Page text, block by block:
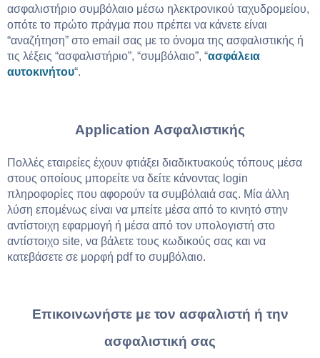
ασφαλιστήριο συμβόλαιο μέσω ηλεκτρονικού ταχυδρομείου,
οπότε το πρώτο πράγμα που πρέπει να κάνετε είναι
“αναζήτηση” στο email σας με το όνομα της ασφαλιστικής ή
τις λέξεις “ασφαλιστήριο”, “συμβόλαιο”, “ασφάλεια
αυτοκινήτου“.
Application Ασφαλιστικής
Πολλές εταιρείες έχουν φτιάξει διαδικτυακούς τόπους μέσα
στους οποίους μπορείτε να δείτε κάνοντας login
πληροφορίες που αφορούν τα συμβόλαιά σας. Μία άλλη
λύση επομένως είναι να μπείτε μέσα από το κινητό στην
αντίστοιχη εφαρμογή ή μέσα από τον υπολογιστή στο
αντίστοιχο site, να βάλετε τους κωδικούς σας και να
κατεβάσετε σε μορφή pdf το συμβόλαιο.
Επικοινωνήστε με τον ασφαλιστή ή την
ασφαλιστική σας